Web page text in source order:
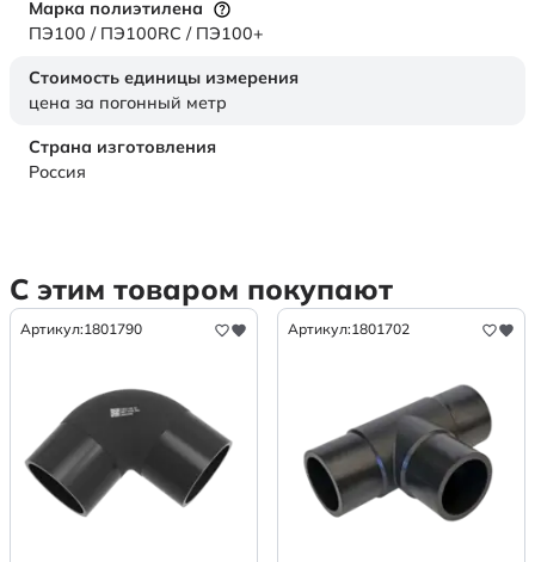
Марка полиэтилена
ПЭ100 / ПЭ100RC / ПЭ100+
Стоимость единицы измерения
цена за погонный метр
Страна изготовления
Россия
С этим товаром покупают
Артикул:1801790 Артикул:1801702